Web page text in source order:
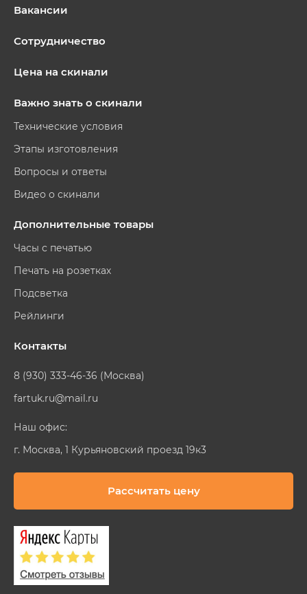
Вакансии
Сотрудничество
Цена на скинали
Важно знать о скинали
Технические условия
Этапы изготовления
Вопросы и ответы
Видео о скинали
Дополнительные товары
Часы с печатью
Печать на розетках
Подсветка
Рейлинги
Контакты
8 (930) 333-46-36 (Москва)
fartuk.ru@mail.ru
Наш офис:
г. Москва, 1 Курьяновский проезд 19к3
Рассчитать цену